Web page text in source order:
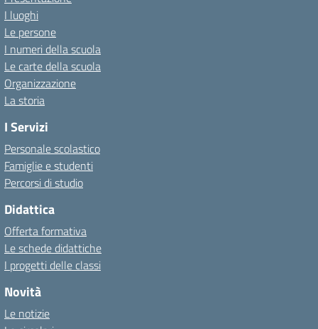
I luoghi
Le persone
I numeri della scuola
Le carte della scuola
Organizzazione
La storia
I Servizi
Personale scolastico
Famiglie e studenti
Percorsi di studio
Didattica
Offerta formativa
Le schede didattiche
I progetti delle classi
Novità
Le notizie